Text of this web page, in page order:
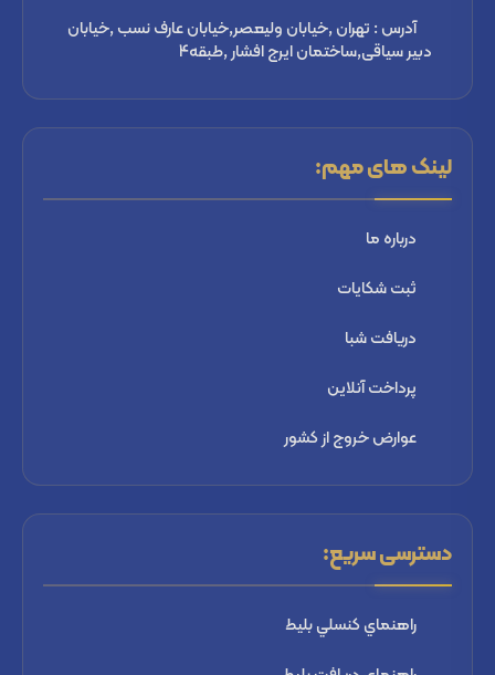
آدرس : تهران ,خیابان ولیعصر,خیابان عارف نسب ,خیابان
دبیر سیاقی,ساختمان ایرج افشار ,طبقه4
لینک های مهم:
درباره ما
ثبت شكايات
دریافت شبا
پرداخت آنلاین
عوارض خروج از کشور
دسترسی سریع:
راهنماي كنسلي بليط